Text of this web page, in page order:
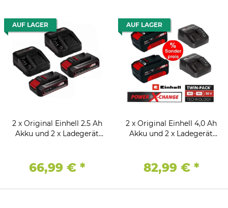
AUF LAGER
2 x Original Einhell 2.5 Ah
Akku und 2 x Ladegerät
66,99 € *
AUF LAGER
2 x Original Einhell 4,0 Ah
Akku und 2 x Ladegerät
82,99 € *